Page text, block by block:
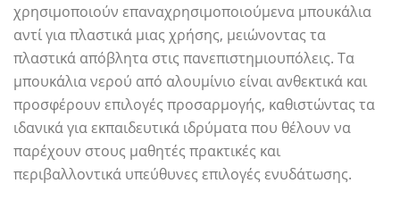
χρησιμοποιούν επαναχρησιμοποιούμενα μπουκάλια
αντί για πλαστικά μιας χρήσης, μειώνοντας τα
πλαστικά απόβλητα στις πανεπιστημιουπόλεις. Τα
μπουκάλια νερού από αλουμίνιο είναι ανθεκτικά και
προσφέρουν επιλογές προσαρμογής, καθιστώντας τα
ιδανικά για εκπαιδευτικά ιδρύματα που θέλουν να
παρέχουν στους μαθητές πρακτικές και
περιβαλλοντικά υπεύθυνες επιλογές ενυδάτωσης.